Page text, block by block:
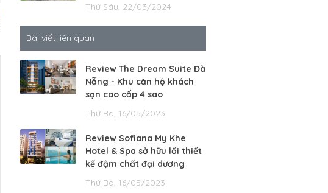
Thứ Sáu, 22/03/2024
Bài viết liên quan
Review The Dream Suite Đà
Nẵng - Khu căn hộ khách
sạn cao cấp 4 sao
Thứ Ba, 16/05/2023
Review Sofiana My Khe
Hotel & Spa sở hữu lối thiết
kế đậm chất đại dương
Thứ Ba, 16/05/2023